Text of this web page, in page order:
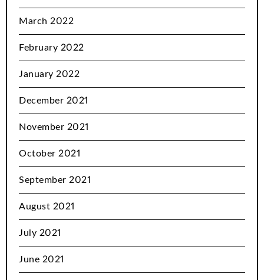
March 2022
February 2022
January 2022
December 2021
November 2021
October 2021
September 2021
August 2021
July 2021
June 2021